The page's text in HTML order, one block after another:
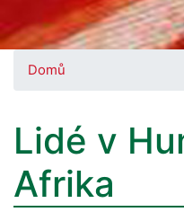
Domů
Lidé v
Afrika